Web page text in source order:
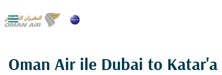

Oman Air ile Dubai to Katar'a